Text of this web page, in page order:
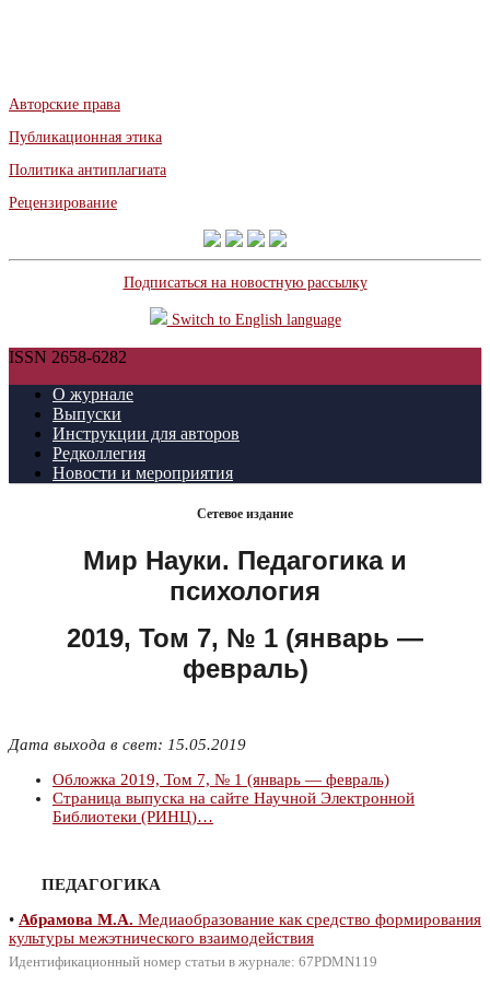
Авторские права
Публикационная этика
Политика антиплагиата
Рецензирование
Подписаться на новостную рассылку
Switch to English language
ISSN 2658-6282
О журнале
Выпуски
Инструкции для авторов
Редколлегия
Новости и мероприятия
Сетевое издание
Мир Науки. Педагогика и
психология
2019, Том 7, № 1 (январь —
февраль)
Дата выхода в свет: 15.05.2019
Обложка 2019, Том 7, № 1 (январь — февраль)
Страница выпуска на сайте Научной Электронной
Библиотеки (РИНЦ)…
ПЕДАГОГИКА
• Абрамова М.А. Медиаобразование как средство формирования
культуры межэтнического взаимодействия
Идентификационный номер статьи в журнале: 67PDMN119